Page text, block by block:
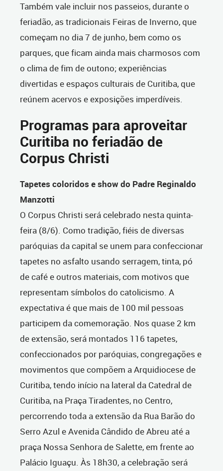
Também vale incluir nos passeios, durante o
feriadão, as tradicionais Feiras de Inverno, que
começam no dia 7 de junho, bem como os
parques, que ficam ainda mais charmosos com
o clima de fim de outono; experiências
divertidas e espaços culturais de Curitiba, que
reúnem acervos e exposições imperdíveis.
Programas para aproveitar
Curitiba no feriadão de
Corpus Christi
Tapetes coloridos e show do Padre Reginaldo
Manzotti
O Corpus Christi será celebrado nesta quinta-
feira (8/6). Como tradição, fiéis de diversas
paróquias da capital se unem para confeccionar
tapetes no asfalto usando serragem, tinta, pó
de café e outros materiais, com motivos que
representam símbolos do catolicismo. A
expectativa é que mais de 100 mil pessoas
participem da comemoração. Nos quase 2 km
de extensão, será montados 116 tapetes,
confeccionados por paróquias, congregações e
movimentos que compõem a Arquidiocese de
Curitiba, tendo início na lateral da Catedral de
Curitiba, na Praça Tiradentes, no Centro,
percorrendo toda a extensão da Rua Barão do
Serro Azul e Avenida Cândido de Abreu até a
praça Nossa Senhora de Salette, em frente ao
Palácio Iguaçu. Às 18h30, a celebração será